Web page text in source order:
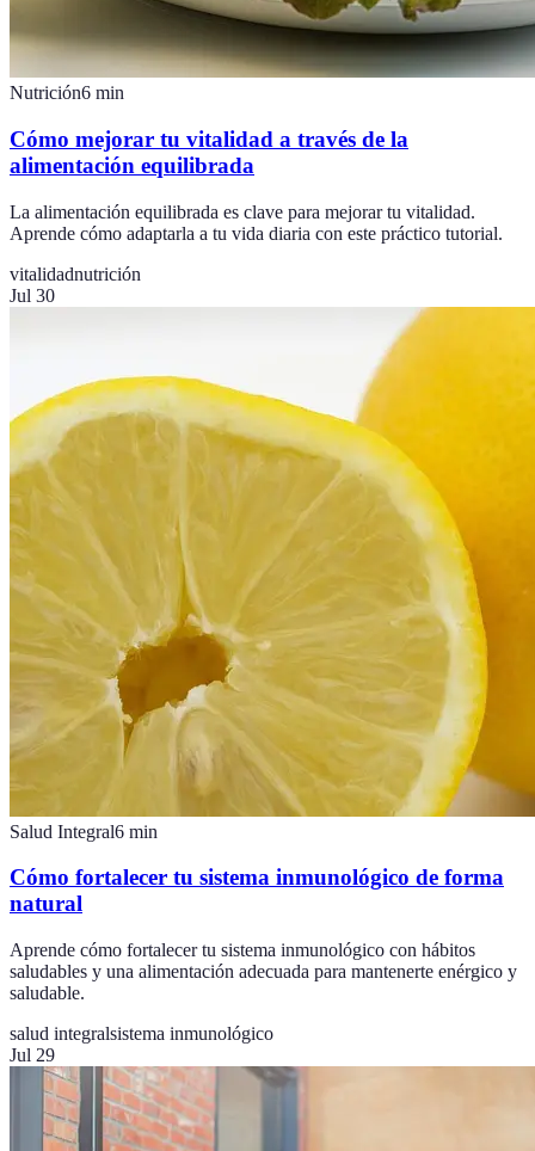
Nutrición6 min
Cómo mejorar tu vitalidad a través de la
alimentación equilibrada
La alimentación equilibrada es clave para mejorar tu vitalidad.
Aprende cómo adaptarla a tu vida diaria con este práctico tutorial.
vitalidadnutrición
Jul 30
Salud Integral6 min
Cómo fortalecer tu sistema inmunológico de forma
natural
Aprende cómo fortalecer tu sistema inmunológico con hábitos
saludables y una alimentación adecuada para mantenerte enérgico y
saludable.
salud integralsistema inmunológico
Jul 29